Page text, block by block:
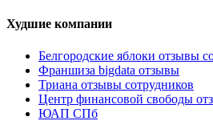
Худшие компании
Белгородские яблоки отзывы
Франшиза bigdata отзывы
Триана отзывы сотрудников
Центр финансовой свободы
ЮАП СПб